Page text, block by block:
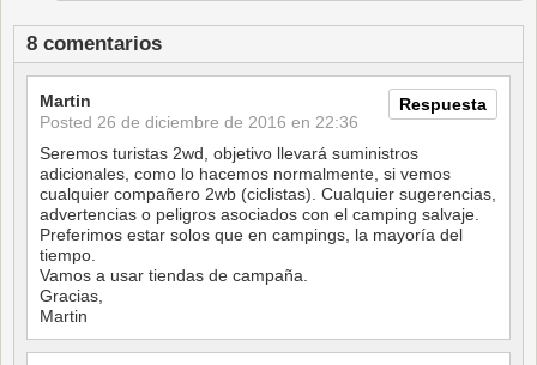
8 comentarios
Respuesta
Martin
Posted 26 de diciembre de 2016 en 22:36
Seremos turistas 2wd, objetivo llevará suministros
adicionales, como lo hacemos normalmente, si vemos
cualquier compañero 2wb (ciclistas). Cualquier sugerencias,
advertencias o peligros asociados con el camping salvaje.
Preferimos estar solos que en campings, la mayoría del
tiempo.
Vamos a usar tiendas de campaña.
Gracias,
Martin